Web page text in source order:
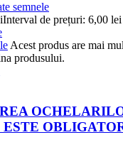
semnele
Interval de prețuri: 6,00
Acest produs are mai
produsului.